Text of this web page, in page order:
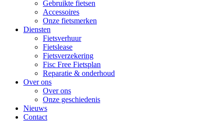
Gebruikte fietsen
Accessoires
Onze fietsmerken
Diensten
Fietsverhuur
Fietslease
Fietsverzekering
Fisc Free Fietsplan
Reparatie & onderhoud
Over ons
Over ons
Onze geschiedenis
Nieuws
Contact